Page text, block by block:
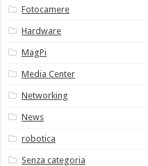
Fotocamere
Hardware
MagPi
Media Center
Networking
News
robotica
Senza categoria